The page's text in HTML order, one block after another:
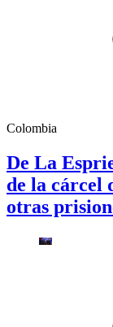
Colombia
De La
de la cárcel
otras